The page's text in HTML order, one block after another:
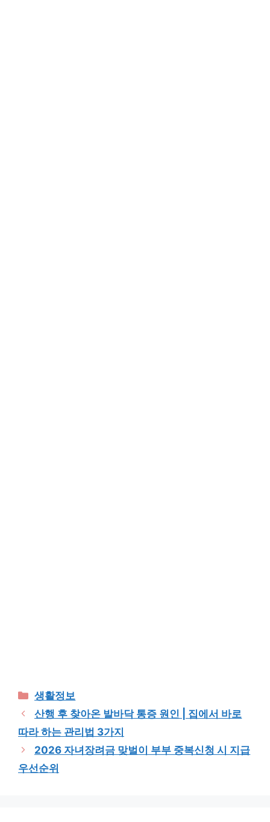
Categories
생활정보
산행 후 찾아온 발바닥 통증 원인 | 집에서 바로
따라 하는 관리법 3가지
2026 자녀장려금 맞벌이 부부 중복신청 시 지급
우선순위